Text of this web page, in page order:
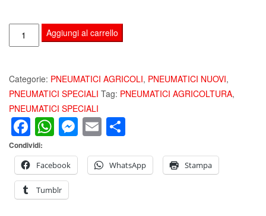
ALLIANCE
846
R34
(18.4
R34)
147A8
TL
FARM
PRO
RADIAL
Aggiungi al carrello
Categorie: PNEUMATICI AGRICOLI, PNEUMATICI NUOVI,
PNEUMATICI SPECIALI Tag: PNEUMATICI AGRICOLTURA,
PNEUMATICI SPECIALI
Facebook
WhatsApp
Messenger
Email
Condividi:
Facebook
WhatsApp Stampa
Tumblr